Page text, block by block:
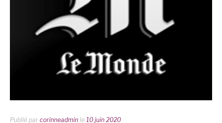
Publié par corinneadmin le 10 juin 2020